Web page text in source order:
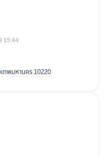
15:44
ทพมหานคร 10220